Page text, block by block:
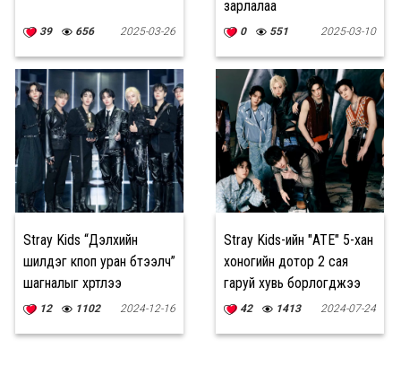
39 656 2025-03-26
зарлалаа
0 551 2025-03-10
Stray Kids “Дэлхийн
шилдэг кпоп уран бүтээлч”
шагналыг хүртлээ
12 1102 2024-12-16
Stray Kids-ийн "ATE" 5-хан
хоногийн дотор 2 сая
гаруй хувь борлогджээ
42 1413 2024-07-24